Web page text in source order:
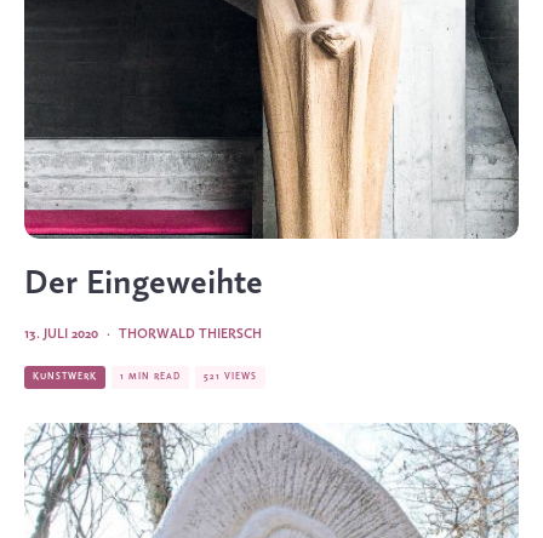
Der Eingeweihte
THORWALD THIERSCH
·
13. JULI 2020
KUNSTWERK 1 MIN READ 521 VIEWS